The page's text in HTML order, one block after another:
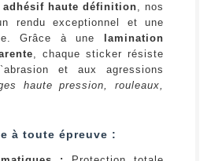
haute définition, nos
rendu exceptionnel et une
Grâce à une
lamination
, chaque sticker résiste
et aux agressions
haute pression, rouleaux,
à toute épreuve :